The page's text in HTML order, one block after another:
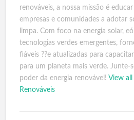
renováveis, a nossa missão é
empresas e comunidades a adotar
limpa. Com foco na energia solar,
tecnologias verdes emergentes,
fiáveis ??e atualizadas para
para um planeta mais verde. Junte-
poder da energia renovável! View all
Renováveis